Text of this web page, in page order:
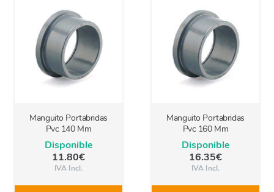
Manguito Portabridas
Pvc 140 Mm
Disponible
11.80€
IVA Incl.
Manguito Portabridas
Pvc 160 Mm
Disponible
16.35€
IVA Incl.